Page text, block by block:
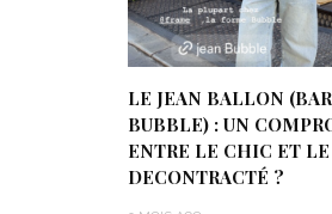
LE JEAN BALLON
BUBBLE) : UN
ENTRE LE CHIC ET LE
DECONTRACTÉ ?